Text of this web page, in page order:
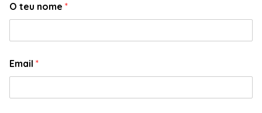
O teu nome *
Email *